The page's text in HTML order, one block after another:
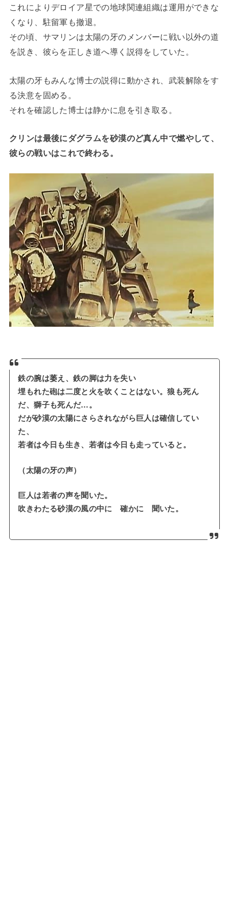
これによりデロイア星での地球関連組織は運用ができな
くなり、駐留軍も撤退。
その頃、サマリンは太陽の牙のメンバーに戦い以外の道
を説き、彼らを正しき道へ導く説得をしていた。
太陽の牙もみんな博士の説得に動かされ、武装解除をす
る決意を固める。
それを確認した博士は静かに息を引き取る。
クリンは最後にダグラムを砂漠のど真ん中で燃やして、
彼らの戦いはこれで終わる。
鉄の腕は萎え、鉄の脚は力を失い
埋もれた砲は二度と火を吹くことはない。狼も死ん
だ、獅子も死んだ…。
だが砂漠の太陽にさらされながら巨人は確信してい
た、
若者は今日も生き、若者は今日も走っていると。
（太陽の牙の声）
巨人は若者の声を聞いた。
吹きわたる砂漠の風の中に 確かに 聞いた。